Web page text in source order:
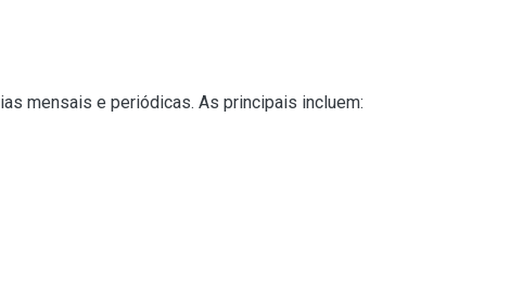
mensais e periódicas. As principais incluem: